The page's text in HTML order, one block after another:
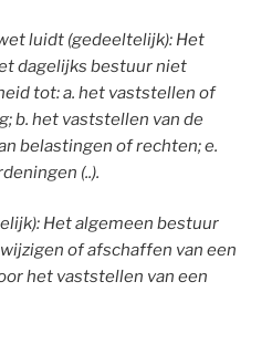
luidt (gedeeltelijk): Het
dagelijks bestuur niet
tot: a. het vaststellen of
b. het vaststellen van de
belastingen of rechten; e.
(..).
Het algemeen bestuur
of afschaffen van een
het vaststellen van een